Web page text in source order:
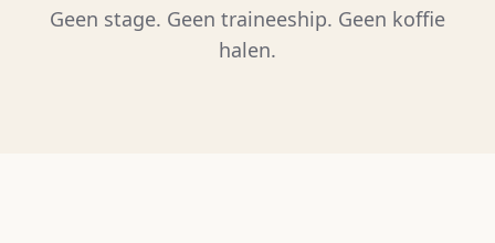
Geen stage. Geen traineeship. Geen koffie
halen.